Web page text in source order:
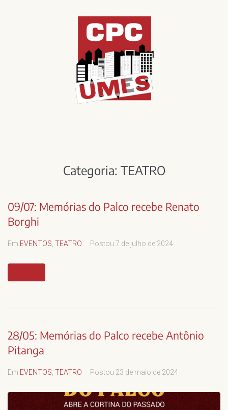
Categoria: TEATRO
09/07: Memórias do Palco recebe Renato
Borghi
Em EVENTOS TEATRO Postou 7 de julho de 2024
28/05: Memórias do Palco recebe Antônio
Pitanga
Em EVENTOS TEATRO Postou 23 de maio de 2024